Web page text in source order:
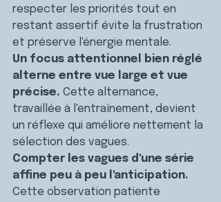
respecter les priorités tout en
restant assertif évite la frustration
et préserve l'énergie mentale.
Un focus attentionnel bien réglé
alterne entre vue large et vue
précise. Cette alternance,
travaillée à l'entraînement, devient
un réflexe qui améliore nettement la
sélection des vagues.
Compter les vagues d'une série
affine peu à peu l'anticipation.
Cette observation patiente